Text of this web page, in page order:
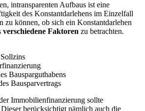
intransparenten Aufbaus ist eine
des Konstantdarlehens im Einzelfall
zu können, ob sich ein Konstantdarlehen
verschiedene Faktoren zu betrachten.
Bausparguthabens
Bausparvertrags
Immobilienfinanzierung sollte
berücksichtigt nämlich auch die